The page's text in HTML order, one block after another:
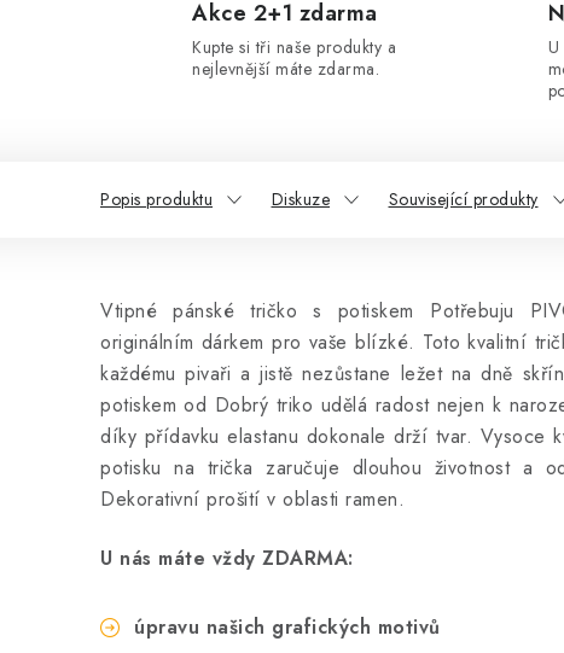
Akce 2+1 zdarma
Kupte si tři naše produkty a
nejlevnější máte zdarma.
Popis produktu Diskuze Související produkty
Vtipné pánské tričko s potiskem Potřebuju
originálním dárkem pro vaše blízké. Toto kvalitní
každému pivaři a jistě nezůstane ležet na dně
potiskem od Dobrý triko udělá radost nejen k
díky přídavku elastanu dokonale drží tvar. Vysoce
potisku na trička zaručuje dlouhou životnost a
Dekorativní prošití v oblasti ramen.
U nás máte vždy ZDARMA:
úpravu našich grafických motivů